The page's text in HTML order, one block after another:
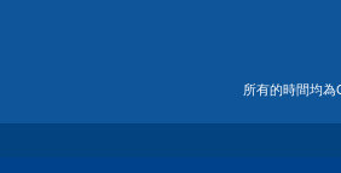
所有的時間均為